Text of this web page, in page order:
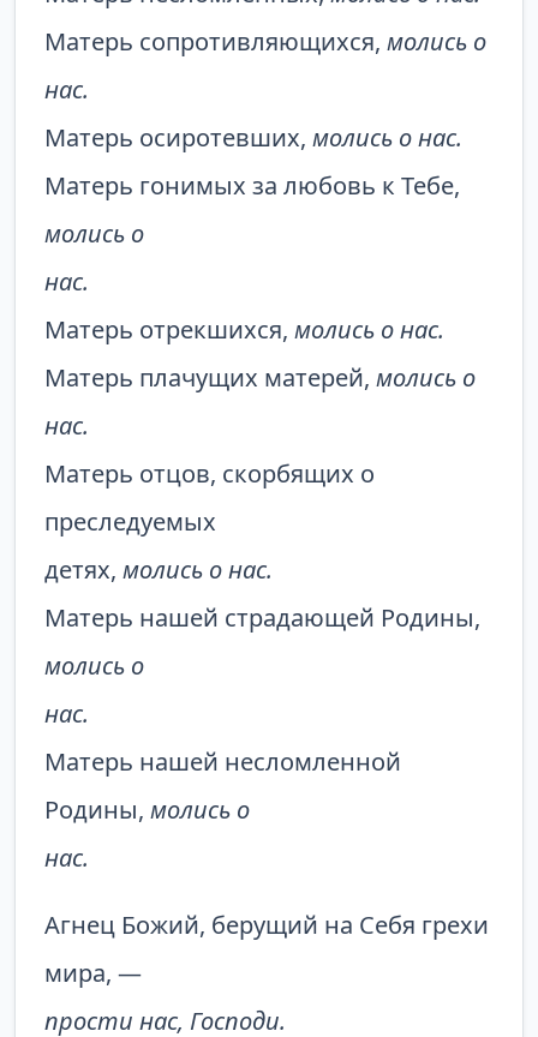
Матерь сопротивляющихся, молись о
нас.
Матерь осиротевших, молись о нас.
Матерь гонимых за любовь к Тебе,
молись о
нас.
Матерь отрекшихся, молись о нас.
Матерь плачущих матерей, молись о
нас.
Матерь отцов, скорбящих о
преследуемых
детях, молись о нас.
Матерь нашей страдающей Родины,
молись о
нас.
Матерь нашей несломленной
Родины, молись о
нас.
Агнец Божий, берущий на Себя грехи
мира, —
прости нас, Господи.